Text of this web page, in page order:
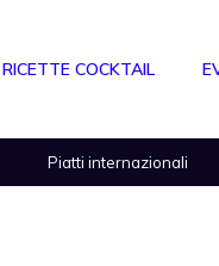
RICETTE COCKTAIL
Piatti internazionali